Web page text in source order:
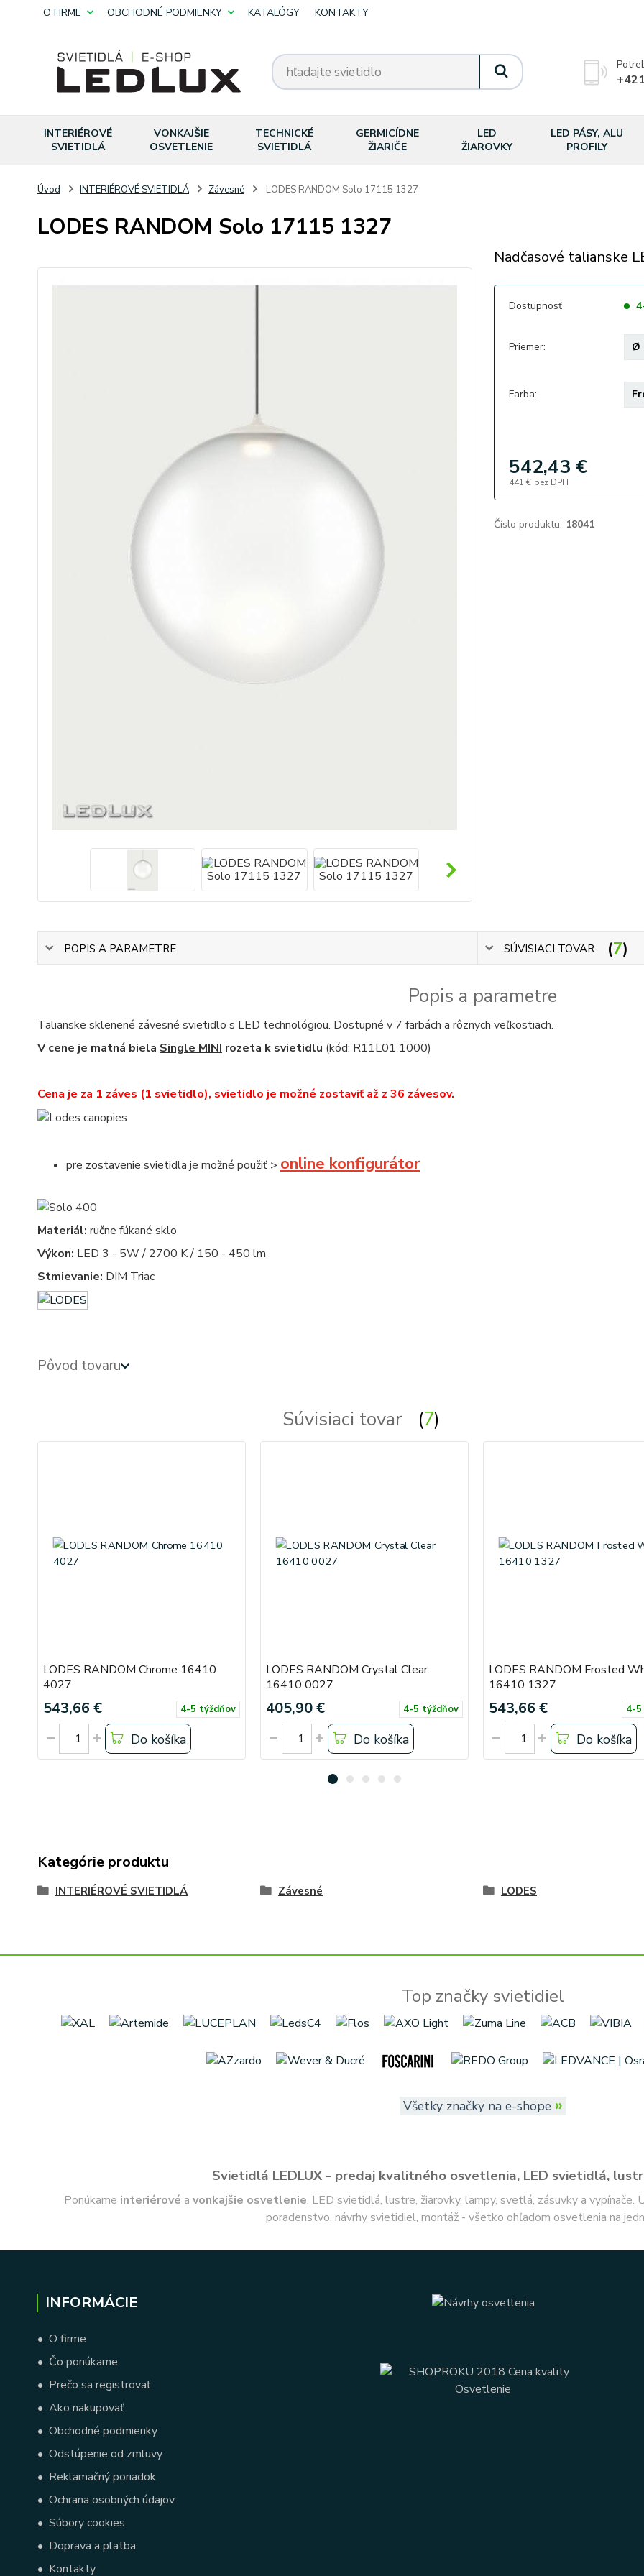
O FIRME OBCHODNÉ PODMIENKY KATALÓGY KONTAKTY
INTERIÉROVÉ
SVIETIDLÁ
VONKAJŠIE
OSVETLENIE
TECHNICKÉ
SVIETIDLÁ
GERMICÍDNE
ŽIARIČE
LED
ŽIAROVKY
LED PÁSY, ALU
PROFILY
Úvod INTERIÉROVÉ SVIETIDLÁ Závesné LODES RANDOM Solo 17115 1327
LODES RANDOM Solo 17115 1327
Nadčasové talianske
Dostupnosť
Priemer:
Farba:
542,43 €
441 € bez DPH
Číslo produktu: 18041
POPIS A PARAMETRE SÚVISIACI TOVAR 7
Popis a parametre
Talianske sklenené závesné svietidlo s LED technológiou. Dostupné v 7 farbách a rôznych veľkostiach.
V cene je matná biela Single MINI rozeta k svietidlu (kód: R11L01 1000)
Cena je za 1 záves (1 svietidlo), svietidlo je možné zostaviť až z 36 závesov.
pre zostavenie svietidla je možné použiť > online konfigurátor
Materiál: ručne fúkané sklo
Výkon: LED 3 - 5W / 2700 K / 150 - 450 lm
Stmievanie: DIM Triac
Pôvod tovaru
Súvisiaci tovar 7
LODES RANDOM Chrome 16410
4027
543,66 € 4-5 týždňov
Do košíka
LODES RANDOM Crystal Clear
16410 0027
405,90 € 4-5 týždňov
Do košíka
LODES RANDOM Frosted
16410 1327
543,66 € 4-
Do košíka
Kategórie produktu
INTERIÉROVÉ SVIETIDLÁ Závesné LODES
Top značky svietidiel
Všetky značky na e-shope »
Svietidlá LEDLUX - predaj kvalitného osvetlenia, LED svietidlá,
Ponúkame interiérové a vonkajšie osvetlenie, LED svietidlá, lustre, žiarovky, lampy, svetlá, zásuvky a
poradenstvo, návrhy svietidiel, montáž - všetko ohľadom osvetlenia na
INFORMÁCIE
• O firme
• Čo ponúkame
• Prečo sa registrovať
• Ako nakupovať
• Obchodné podmienky
• Odstúpenie od zmluvy
• Reklamačný poriadok
• Ochrana osobných údajov
• Súbory cookies
• Doprava a platba
• Kontakty